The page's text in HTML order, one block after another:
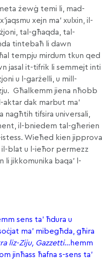
żewġ temi li, mad-
xejn ma’ xulxin, il-
tal-għaqda, tal-
tintebaħ li dawn
tempju mirdum tkun qed
jasal it-tifrik li semmejt inti
u l-garżelli, u mill-
Għalkemm jiena nħobb
dak marbut ma’
tifsira universali,
il-bniedem tal-għerien
Wieħed kien jipprova
blat u l-ieħor permezz
jikkomunika baqa’ l-
sens ta’ ħdura u
ma’ mibegħda, għira
liz-Ziju, Gazzetti…hemm
jinħass ħafna s-sens ta’